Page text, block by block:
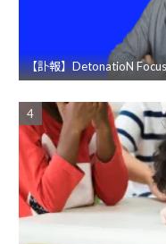
【訃報】DetonatioN